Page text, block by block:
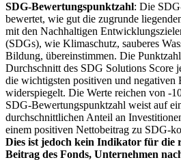
SDG-Bewertungspunktzahl: Die
bewertet, wie gut die zugrunde
mit den Nachhaltigen
(SDGs), wie Klimaschutz, sauberes
Bildung, übereinstimmen. Die
Durchschnitt des SDG Solutions Score
die wichtigsten positiven und negativen
widerspiegelt. Die Werte reichen von -
SDG-Bewertungspunktzahl weist auf
durchschnittlichen Anteil an
einem positiven Nettobeitrag zu SDG-
Dies ist jedoch kein Indikator für die
Beitrag des Fonds, Unternehmen